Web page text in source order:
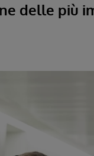
delle più